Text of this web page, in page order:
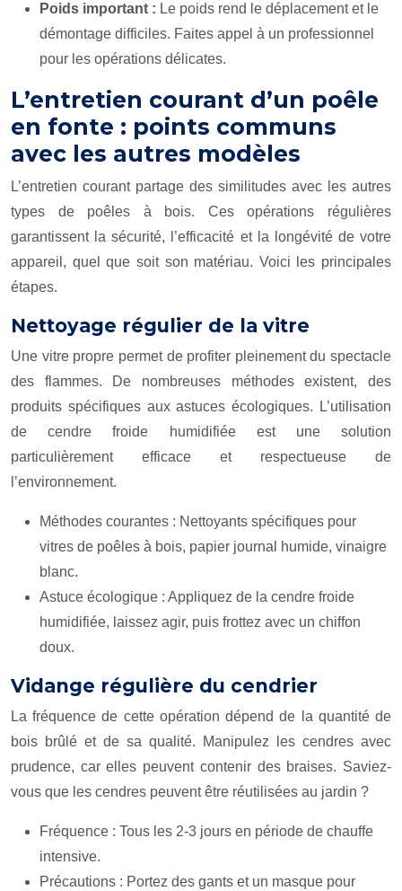
Poids important : Le poids rend le déplacement et le
démontage difficiles. Faites appel à un professionnel
pour les opérations délicates.
L’entretien courant d’un poêle
en fonte : points communs
avec les autres modèles
L’entretien courant partage des similitudes avec les autres
types de poêles à bois. Ces opérations régulières
garantissent la sécurité, l’efficacité et la longévité de votre
appareil, quel que soit son matériau. Voici les principales
étapes.
Nettoyage régulier de la vitre
Une vitre propre permet de profiter pleinement du spectacle
des flammes. De nombreuses méthodes existent, des
produits spécifiques aux astuces écologiques. L’utilisation
de cendre froide humidifiée est une solution
particulièrement efficace et respectueuse de
l’environnement.
Méthodes courantes : Nettoyants spécifiques pour
vitres de poêles à bois, papier journal humide, vinaigre
blanc.
Astuce écologique : Appliquez de la cendre froide
humidifiée, laissez agir, puis frottez avec un chiffon
doux.
Vidange régulière du cendrier
La fréquence de cette opération dépend de la quantité de
bois brûlé et de sa qualité. Manipulez les cendres avec
prudence, car elles peuvent contenir des braises. Saviez-
vous que les cendres peuvent être réutilisées au jardin ?
Fréquence : Tous les 2-3 jours en période de chauffe
intensive.
Précautions : Portez des gants et un masque pour